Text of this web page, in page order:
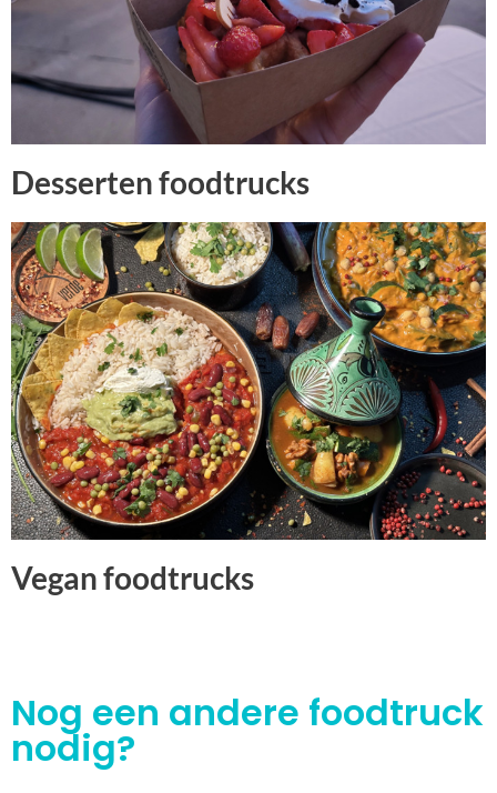
Desserten foodtrucks
Vegan foodtrucks
Nog een andere foodtruck
nodig?